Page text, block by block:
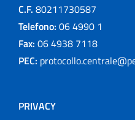
C.F. 80211730587
Telefono: 06 4990 1
Fax: 06 4938 7118
PEC:
PRIVACY